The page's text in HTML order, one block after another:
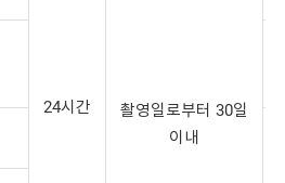
24시간
촬영일로부터 30일
이내